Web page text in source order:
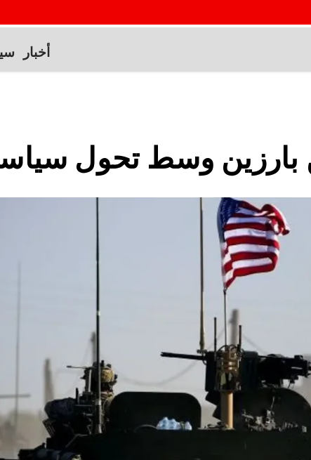
أخبار
بارزين وسط تحول